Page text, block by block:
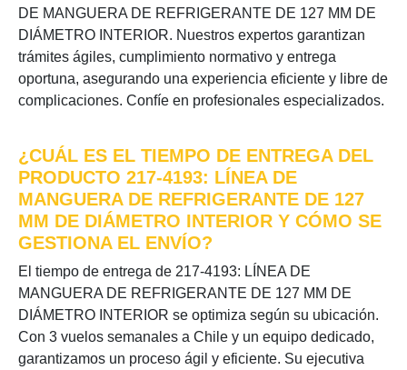
DE MANGUERA DE REFRIGERANTE DE 127 MM DE
DIÁMETRO INTERIOR. Nuestros expertos garantizan
trámites ágiles, cumplimiento normativo y entrega
oportuna, asegurando una experiencia eficiente y libre de
complicaciones. Confíe en profesionales especializados.
¿CUÁL ES EL TIEMPO DE ENTREGA DEL
PRODUCTO 217-4193: LÍNEA DE
MANGUERA DE REFRIGERANTE DE 127
MM DE DIÁMETRO INTERIOR Y CÓMO SE
GESTIONA EL ENVÍO?
El tiempo de entrega de 217-4193: LÍNEA DE
MANGUERA DE REFRIGERANTE DE 127 MM DE
DIÁMETRO INTERIOR se optimiza según su ubicación.
Con 3 vuelos semanales a Chile y un equipo dedicado,
garantizamos un proceso ágil y eficiente. Su ejecutiva